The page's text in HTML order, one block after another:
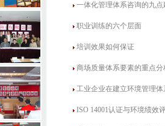
一体化管理体系咨询的九点
职业训练的六个层面
培训效果如何保证
商场质量体系要素的重点
工业企业在建立环境管理
ISO 14001认证与环境绩效